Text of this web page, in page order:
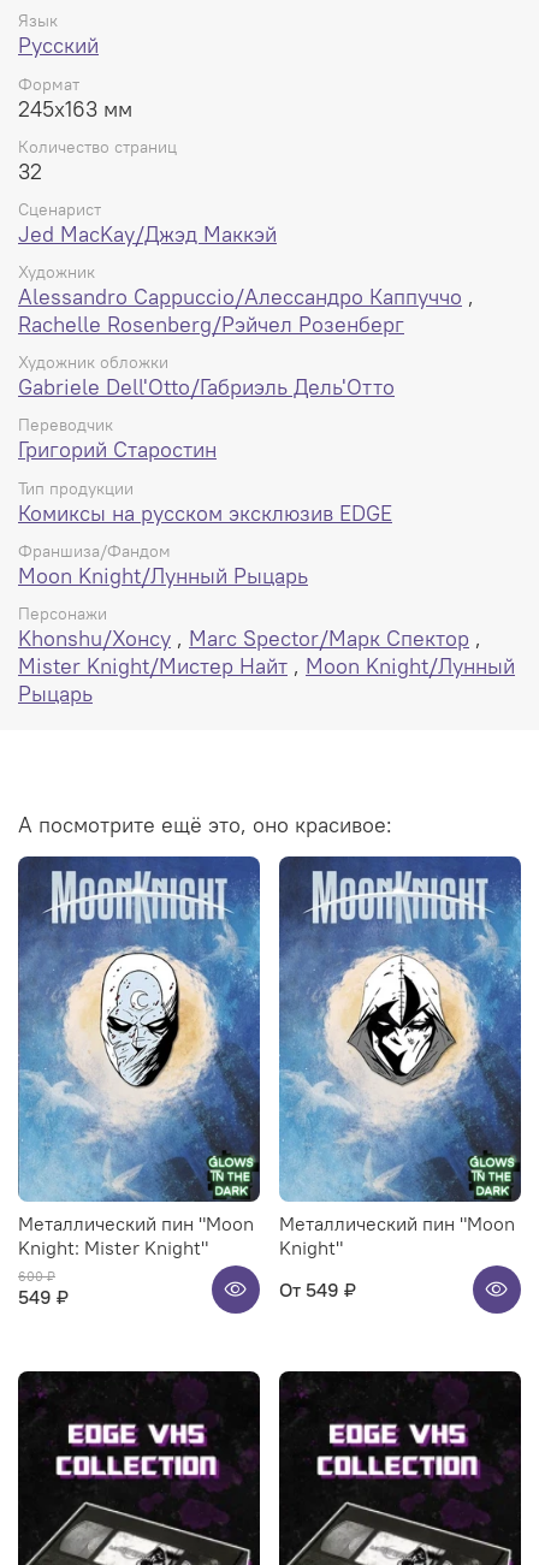
Язык
Русский
Формат
245x163 мм
Количество страниц
32
Сценарист
Jed MacKay/Джэд Маккэй
Художник
Alessandro Cappuccio/Алессандро Каппуччо ,
Rachelle Rosenberg/Рэйчел Розенберг
Художник обложки
Gabriele Dell'Otto/Габриэль Дель'Отто
Переводчик
Григорий Старостин
Тип продукции
Комиксы на русском эксклюзив EDGE
Франшиза/Фандом
Moon Knight/Лунный Рыцарь
Персонажи
Khonshu/Хонсу , Marc Spector/Марк Спектор ,
Mister Knight/Мистер Найт , Moon Knight/Лунный
Рыцарь
А посмотрите ещё это, оно красивое:
Металлический пин "Moon
Knight: Mister Knight"
600 ₽
549 ₽
Металлический пин "Moon
Knight"
От 549 ₽